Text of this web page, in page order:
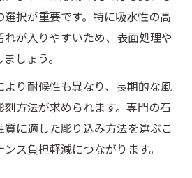
択が重要です。特に吸水性の高
が入りやすいため、表面処理や
しょう。
より耐候性も異なり、長期的な風
方法が求められます。専門の石
に適した彫り込み方法を選ぶこ
ス負担軽減につながります。